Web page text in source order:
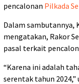
pencalonan Pilkada
Dalam sambutannya,
mengatakan, Rakor
pasal terkait
“Karena ini adalah
serentak tahun